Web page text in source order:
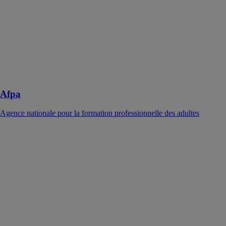
Afpa
Agence nationale pour la formation professionnelle des adultes